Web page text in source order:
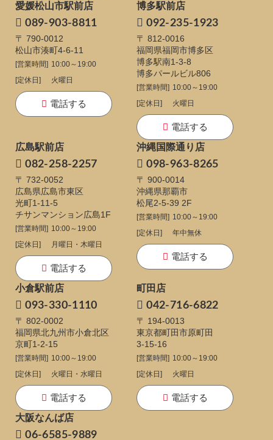
愛媛松山市駅前店
089-903-8811
〒 790-0012
松山市湊町4-6-11
[営業時間] 10:00～19:00
[定休日]
火曜日
電話する
博多駅前店
092-235-1923
〒 812-0016
福岡県福岡市博多区
博多駅南1-3-8
博多パールビル806
[営業時間] 10:00～19:00
[定休日]
火曜日
電話する
広島駅前店
082-258-2257
〒 732-0052
広島県広島市東区
光町1-11-5
チサンマンション広島1F
[営業時間] 10:00～19:00
[定休日]
月曜日・木曜日
電話する
沖縄国際通り店
098-963-8265
〒 900-0014
沖縄県那覇市
松尾2-5-39 2F
[営業時間] 10:00～19:00
[定休日]
年中無休
電話する
小倉駅前店
093-330-1110
〒 802-0002
福岡県北九州市小倉北区
京町1-2-15
[営業時間] 10:00～19:00
[定休日]
火曜日・水曜日
電話する
町田店
042-716-6822
〒 194-0013
東京都町田市原町田
3-15-16
[営業時間] 10:00～19:00
[定休日]
火曜日
電話する
大阪なんば店
06-6585-9889